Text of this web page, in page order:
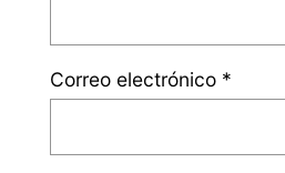
Correo electrónico *